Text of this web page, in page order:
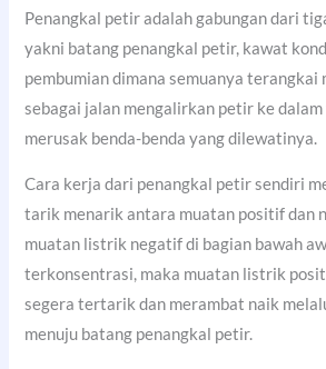
Penangkal petir adalah gabungan dari
yakni batang penangkal petir, kawat
pembumian dimana semuanya terangkai
sebagai jalan mengalirkan petir ke
merusak benda-benda yang dilewatinya.
Cara kerja dari penangkal petir sendiri
tarik menarik antara muatan positif dan
muatan listrik negatif di bagian bawah
terkonsentrasi, maka muatan listrik
segera tertarik dan merambat naik
menuju batang penangkal petir.